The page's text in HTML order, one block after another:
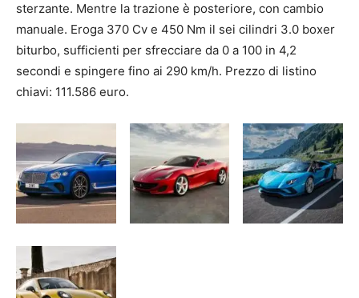
sterzante. Mentre la trazione è posteriore, con cambio
manuale. Eroga 370 Cv e 450 Nm il sei cilindri 3.0 boxer
biturbo, sufficienti per sfrecciare da 0 a 100 in 4,2
secondi e spingere fino ai 290 km/h. Prezzo di listino
chiavi: 111.586 euro.